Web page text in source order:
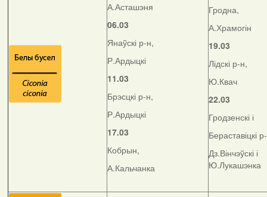
А.Асташэня
06.03
Янаўскі р-н,
Р.Ардыцкі
11.03
Брэсцкі р-н,
Р.Ардыцкі
17.03
Кобрын,
А.Кальчанка
Гродна,
А.Храмогін
19.03
Лідскі р-н,
Ю.Квач
22.03
Гродзенскі і
Бераставіцкі
Дз.Вінчэўскі і
Ю.Лукашэнка